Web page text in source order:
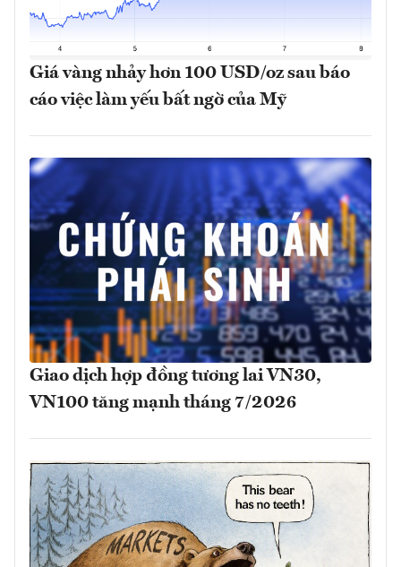
Giá vàng nhảy hơn 100 USD/oz sau báo
cáo việc làm yếu bất ngờ của Mỹ
Giao dịch hợp đồng tương lai VN30,
VN100 tăng mạnh tháng 7/2026